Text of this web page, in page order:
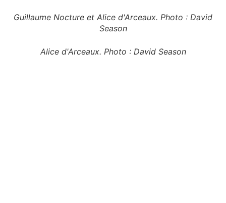
Guillaume Nocture et Alice d'Arceaux. Photo : David
Season
Alice d'Arceaux. Photo : David Season